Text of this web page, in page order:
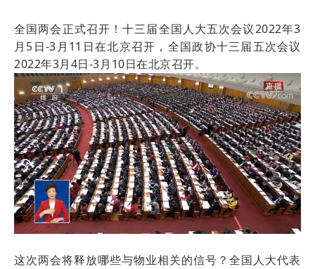
全国两会正式召开！十三届全国人大五次会议2022年3
月5日-3月11日在北京召开，全国政协十三届五次会议
2022年3月4日-3月10日在北京召开。
这次两会将释放哪些与物业相关的信号？全国人大代表